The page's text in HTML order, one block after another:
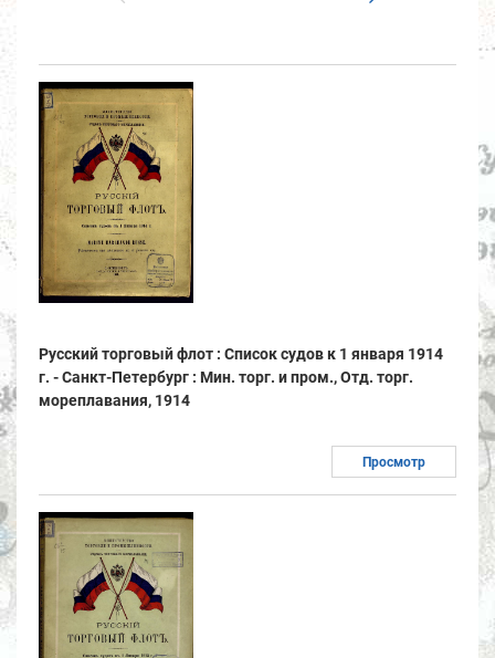
Русский торговый флот : Список судов к 1 января 1914
г. - Санкт-Петербург : Мин. торг. и пром., Отд. торг.
мореплавания, 1914
Просмотр